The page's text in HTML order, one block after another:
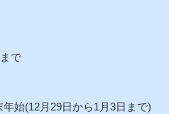
で
始(12月29日から1月3日まで)